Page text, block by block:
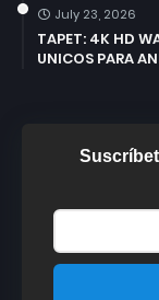
July 23, 2026
TAPET: 4K HD
UNICOS PARA